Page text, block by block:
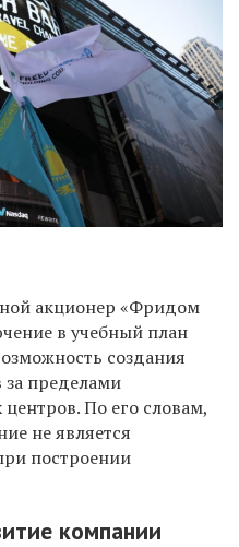
акционер «Фридом
в учебный план
создания
пределами
По его словам,
не является
построении
компании